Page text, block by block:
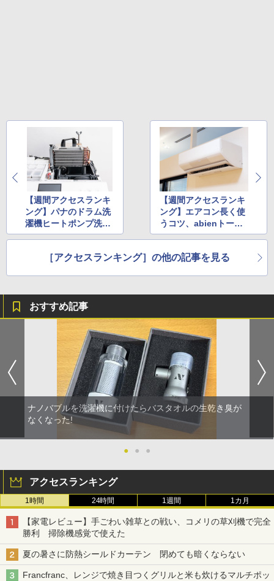
【週間アクセスランキ
ング】パナのドラム洗
濯機ヒートポンプ洗浄
サービスが首位(2024
【週間アクセスランキ
ング】エアコン長く使
うコツ、abienトース
ターレビュー上位(202
［アクセスランキング］の他の記事を見る
おすすめ記事
ナノバブルを洗濯機に付けたらバスタオルの生乾き臭が
なくなった!
● ● ●
アクセスランキング
1時間 24時間 1週間 1カ月
【家電レビュー】手ごわい雑草との戦い、コメリの草刈機で完全
勝利 掃除機感覚で使えた
夏の暑さに防熱シールドカーテン 閉めても暗くならない
Francfranc、レンジで焼き目つくグリルと米も炊けるマルチポッ